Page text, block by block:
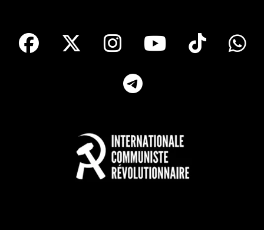
facebook Instagram
Youtube
Tik